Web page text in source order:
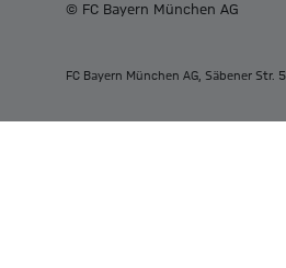
© FC Bayern München AG
FC Bayern München AG, Säbener Str.